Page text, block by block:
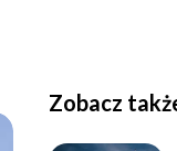
Zobacz